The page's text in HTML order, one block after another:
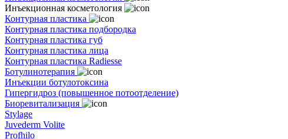
Инъекционная косметология
Контурная пластика
Контурная пластика подбородка
Контурная пластика губ
Контурная пластика лица
Контурная пластика Radiesse
Ботулинотерапия
Инъекции ботулотоксина
Гипергидроз (повышенное потоотделение)
Биоревитализация
Stylage
Juvederm Volite
Profhilo